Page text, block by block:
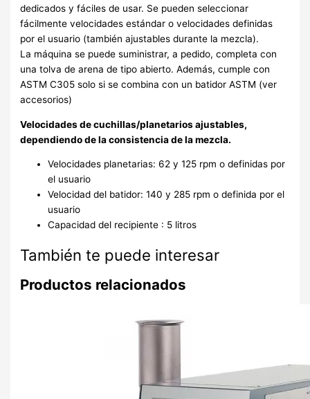
dedicados y fáciles de usar. Se pueden seleccionar
fácilmente velocidades estándar o velocidades definidas
por el usuario (también ajustables durante la mezcla).
La máquina se puede suministrar, a pedido, completa con
una tolva de arena de tipo abierto. Además, cumple con
ASTM C305 solo si se combina con un batidor ASTM (ver
accesorios)
Velocidades de cuchillas/planetarios ajustables,
dependiendo de la consistencia de la mezcla.
Velocidades planetarias: 62 y 125 rpm o definidas por
el usuario
Velocidad del batidor: 140 y 285 rpm o definida por el
usuario
Capacidad del recipiente : 5 litros
También te puede interesar
Productos relacionados